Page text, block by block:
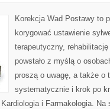
Korekcja Wad Postawy to
korygować ustawienie
terapeutyczny,
powstało z myślą o
proszą o uwagę, a także o
systematycznie i krok po
i Farmakologia. Na